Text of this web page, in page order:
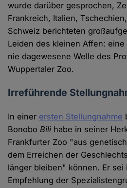
wurde darüber gesprochen,
Frankreich, Italien,
Schweiz berichteten
Leiden des kleinen Affen:
nie dagewesene Welle des
Wuppertaler Zoo.
Irreführende
In einer ersten Stellungnahme
BonoboBili habe in seiner
Frankfurter Zoo "aus
dem Erreichen der
länger bleiben" können. Er
Empfehlung der